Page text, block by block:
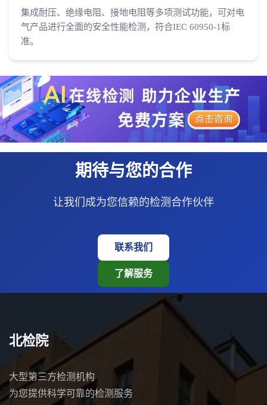
集成耐压、绝缘电阻、接地电阻等多项测试功能，可对电
气产品进行全面的安全性能检测，符合IEC 60950-1标
准。
期待与您的合作
让我们成为您信赖的检测合作伙伴
联系我们
了解服务
北检院
大型第三方检测机构
为您提供科学可靠的检测服务